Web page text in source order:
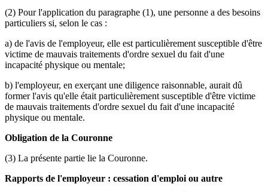
(2) Pour l'application du paragraphe (1), une personne a des besoins
particuliers si, selon le cas :
a) de l'avis de l'employeur, elle est particulièrement susceptible d'être
victime de mauvais traitements d'ordre sexuel du fait d'une
incapacité physique ou mentale;
b) l'employeur, en exerçant une diligence raisonnable, aurait dû
former l'avis qu'elle était particulièrement susceptible d'être victime
de mauvais traitements d'ordre sexuel du fait d'une incapacité
physique ou mentale.
Obligation de la Couronne
(3) La présente partie lie la Couronne.
Rapports de l'employeur : cessation d'emploi ou autre